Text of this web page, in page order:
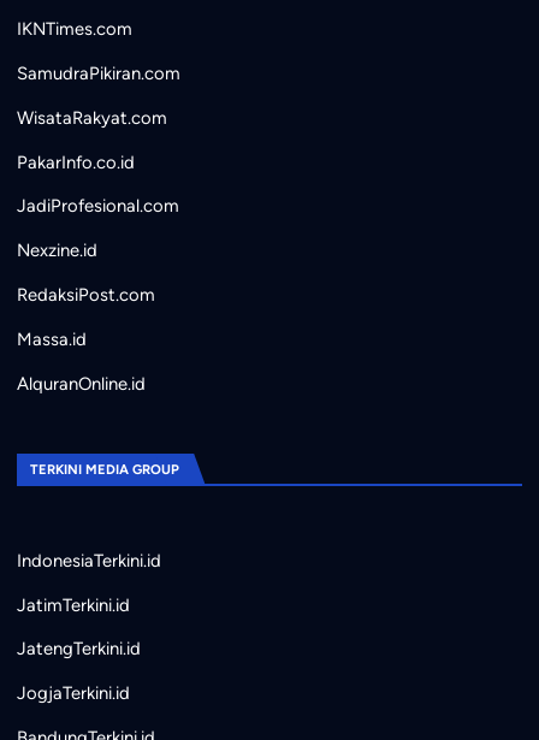
IKNTimes.com
SamudraPikiran.com
WisataRakyat.com
PakarInfo.co.id
JadiProfesional.com
Nexzine.id
RedaksiPost.com
Massa.id
AlquranOnline.id
TERKINI MEDIA GROUP
IndonesiaTerkini.id
JatimTerkini.id
JatengTerkini.id
JogjaTerkini.id